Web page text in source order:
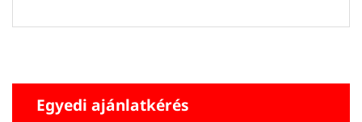
Egyedi ajánlatkérés